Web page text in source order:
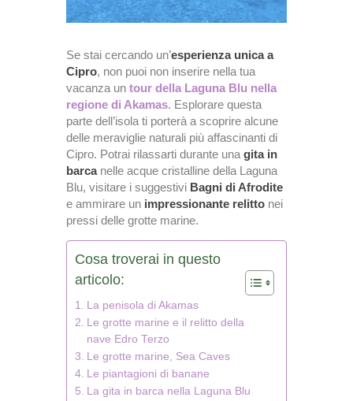
Se stai cercando un’esperienza unica a
Cipro, non puoi non inserire nella tua
vacanza un tour della Laguna Blu nella
regione di Akamas. Esplorare questa
parte dell’isola ti porterà a scoprire alcune
delle meraviglie naturali più affascinanti di
Cipro. Potrai rilassarti durante una gita in
barca nelle acque cristalline della Laguna
Blu, visitare i suggestivi Bagni di Afrodite
e ammirare un impressionante relitto nei
pressi delle grotte marine.
Cosa troverai in questo
articolo:
La penisola di Akamas
Le grotte marine e il relitto della
nave Edro Terzo
Le grotte marine, Sea Caves
Le piantagioni di banane
La gita in barca nella Laguna Blu